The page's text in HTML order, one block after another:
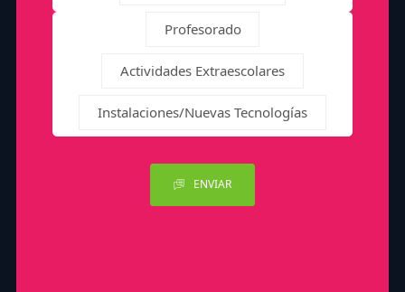
Profesorado
Actividades Extraescolares
Instalaciones/Nuevas Tecnologías
ENVIAR